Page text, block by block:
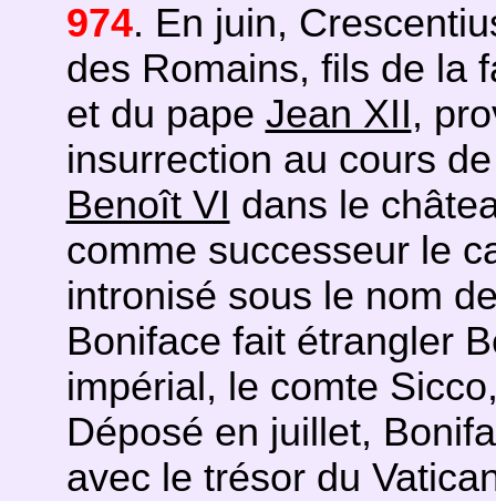
974. En juin,
des Romains, fils de la
et du pape Jean XII,
insurrection au cours
Benoît VI dans le
comme successeur le
intronisé sous le nom
Boniface fait étrangler
impérial, le comte
Déposé en juillet,
avec le trésor du